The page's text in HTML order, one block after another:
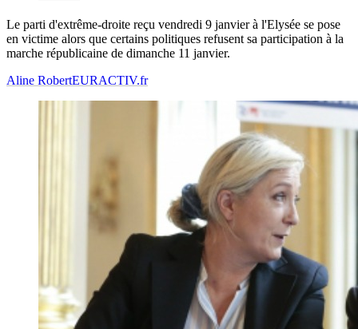
Le parti d'extrême-droite reçu vendredi 9 janvier à l'Elysée se pose
en victime alors que certains politiques refusent sa participation à la
marche républicaine de dimanche 11 janvier.
Aline RobertEURACTIV.fr